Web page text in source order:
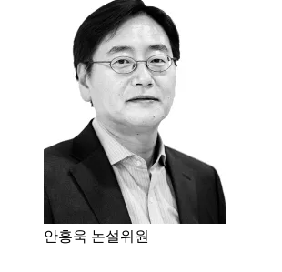
안홍욱 논설위원